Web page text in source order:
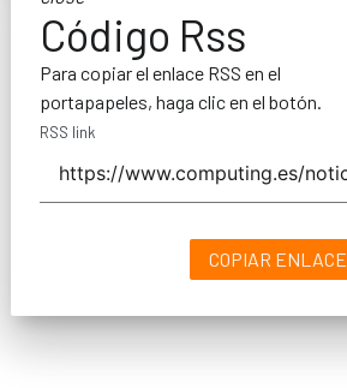
Código Rss
Para copiar el enlace RSS en el
portapapeles, haga clic en el botón.
RSS link
COPIAR ENLACE